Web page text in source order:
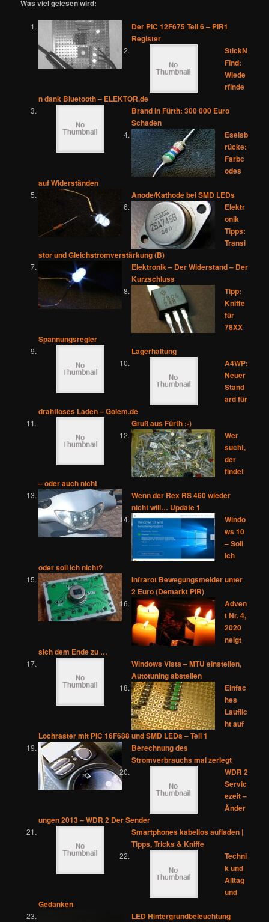
Was viel gelesen wird:
Der PIC 12F675 Teil 6 – PIR1
Register
StickN
Find:
Wiede
rfinde
n dank Bluetooth – ELEKTOR.de
Brand in Fürth: 300 000 Euro
Schaden
Eselsb
rücke:
Farbc
odes
auf Widerständen
Anode/Kathode bei SMD LEDs
Elektr
onik
Tipps:
Transi
stor und Gleichstromverstärkung (B)
Elektronik – Der Widerstand – Der
Kurzschluss
Tipp:
Kniffe
für
78XX
Spannungsregler
Lagerhaltung
A4WP:
Neuer
Stand
ard für
drahtloses Laden – Golem.de
Gruß aus Fürth :-)
Wer
sucht,
der
findet
– oder auch nicht
Wenn der Rex RS 460 wieder
nicht will… Update 1
Windo
ws 10
– Soll
ich
oder soll ich nicht?
Infrarot Bewegungsmelder unter
2 Euro (Demarkt PIR)
Adven
t Nr. 4,
2020
neigt
sich dem Ende zu …
Windows Vista – MTU einstellen,
Autotuning abstellen
Einfac
hes
Lauflic
ht auf
Lochraster mit PIC 16F688 und SMD LEDs – Teil 1
Berechnung des
Stromverbrauchs mal zerlegt
WDR 2
Servic
ezeit –
Änder
ungen 2013 – WDR 2 Der Sender
Smartphones kabellos aufladen |
Tipps, Tricks & Kniffe
Techni
k und
Alltag
und
Gedanken
LED Hintergrundbeleuchtung